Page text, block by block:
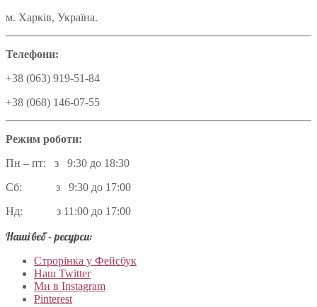
м. Харків, Україна.
Телефони:
+38 (063) 919-51-84
+38 (068) 146-07-55
Режим роботи:
Пн – пт: з 9:30 до 18:30
Сб: з 9:30 до 17:00
Нд: з 11:00 до 17:00
Наші веб – ресурси:
Строрінка у Фейсбук
Наш Twitter
Ми в Instagram
Pinterest